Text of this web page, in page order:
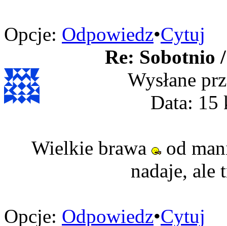
Opcje: Odpowiedz•Cytuj
Re: Sobotnio
Wysłane
Data: 15
Wielkie brawa
od
nadaje, ale
Opcje: Odpowiedz•Cytuj